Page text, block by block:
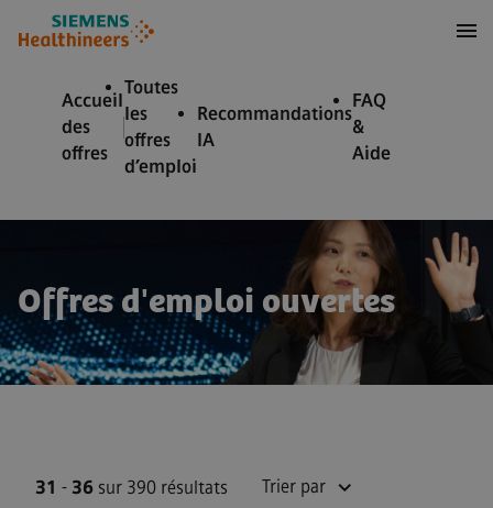
contenu
pied de page
Accueil
des
offres
Toutes
les
offres
d’emploi
Recommandations
IA
FAQ
&
Aide
Offres d'emploi ouvertes
31 - 36 sur 390 résultats Trier par